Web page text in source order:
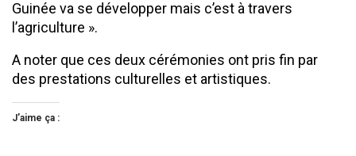
Guinée va se développer mais c’est à travers
l’agriculture ».
A noter que ces deux cérémonies ont pris fin par
des prestations culturelles et artistiques.
J’aime ça :